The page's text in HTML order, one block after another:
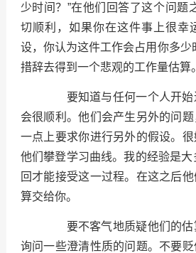
少时间？”在他们回答了这个问题
切顺利，如果你在这件事上很幸
设，你认为这件工作会占用你多少
措辞去得到一个悲观的工作量估算。
要知道与任何一个人开始
会很顺利。他们会产生另外的问
一点上要求你进行另外的假设。
他们攀登学习曲线。我的经验是
回才能接受这一过程。在这之后
算交给你。
要不客气地质疑他们的估
询问一些澄清性质的问题。不要